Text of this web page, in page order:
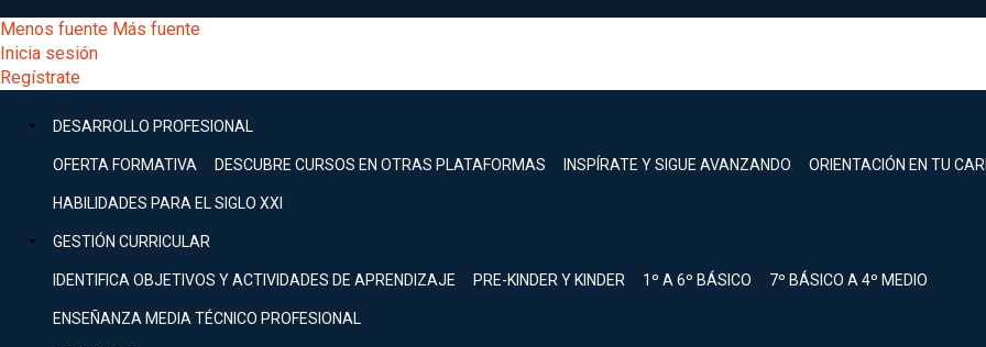
al
contenido
principal
[Educarchile
Escritorio]
Menú
entrar
Menos fuente Más fuente
Inicia sesión
Regístrate
Menú
principal
DESARROLLO PROFESIONAL
OFERTA FORMATIVA DESCUBRE CURSOS EN OTRAS PLATAFORMAS INSPÍRATE Y SIGUE AVANZANDO ORIENTACIÓN EN TU
HABILIDADES PARA EL SIGLO XXI
GESTIÓN CURRICULAR
IDENTIFICA OBJETIVOS Y ACTIVIDADES DE APRENDIZAJE PRE-KINDER Y KINDER 1º A 6º BÁSICO 7º BÁSICO A 4º MEDIO
ENSEÑANZA MEDIA TÉCNICO PROFESIONAL
Buscar
Menú
principal
DESARROLLO
Expand
GESTIÓN
Expand
COMUNIDAD
Expand
EXPLORACIÓN